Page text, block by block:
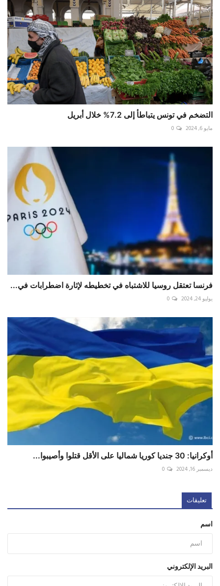
التضخم في تونس يتباطأ إلى 7.2% خلال أبريل
مايو 6, 2024 0
فرنسا تعتقل روسيا للاشتباه في تخطيطه لإثارة اضطرابات في...
يوليو 24, 2024 0
أوكرانيا: 30 جنديا كوريا شماليا على الأقل قتلوا وأصيبوا...
ديسمبر 16, 2024 0
تعليقات
اسم
البريد الإلكتروني